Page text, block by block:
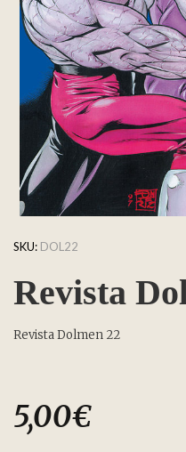
SKU: DOL22
Revista
Revista Dolmen 22
5,00€